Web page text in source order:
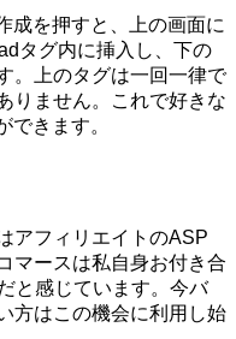
成を押すと、上の画面に
タグ内に挿入し、下の
。上のタグは一回一律で
りません。これで好きな
きます。
アフィリエイトのASP
マースは私自身お付き合
と感じています。今バ
方はこの機会に利用し始